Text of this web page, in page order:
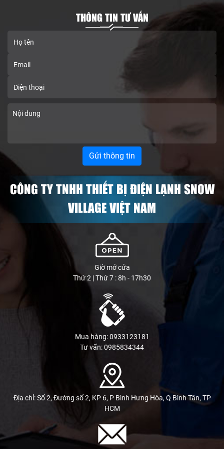
THÔNG TIN TƯ VẤN
CÔNG TY TNHH THIẾT BỊ ĐIỆN LẠNH SNOW
VILLAGE VIỆT NAM
Giờ mở cửa
Thứ 2 | Thứ 7 : 8h - 17h30
Mua hàng: 0933123181
Tư vấn: 0985834344
Địa chỉ: Số 2, Đường số 2, KP 6, P Bình Hưng Hòa, Q Bình Tân, TP
HCM